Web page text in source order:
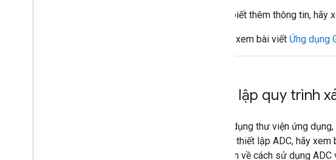
Để biết thêm thông tin, hãy
Hãy xem bài viết Ứng dụng
Thiết lập quy trình
Khi sử dụng thư viện ứng
về cách thiết lập ADC, hãy xem
thông tin về cách sử dụng